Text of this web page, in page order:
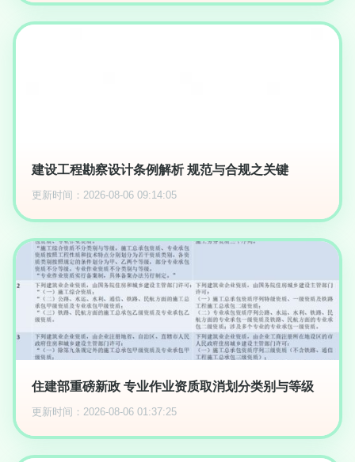
建设工程勘察设计条例解析 规范与合规之关键
更新时间：2026-08-06 09:14:05
住建部重磅新政 专业作业资质取消划分类别与等级
更新时间：2026-08-06 01:37:25